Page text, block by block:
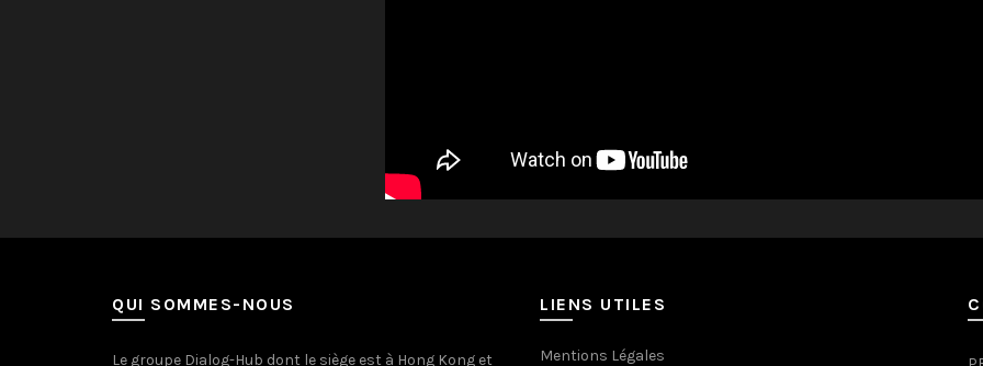
QUI SOMMES-NOUS
Le groupe Dialog-Hub dont le siège est à Hong Kong et
LIENS UTILES
Mentions Légales